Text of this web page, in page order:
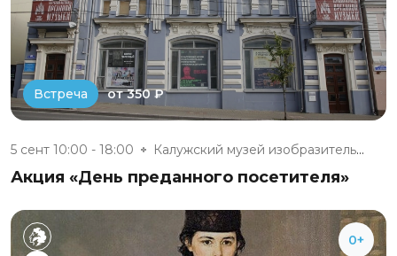
Встреча от 350 ₽
5 сент 10:00 - 18:00 Калужский музей изобразительны...
Акция «День преданного посетителя»
0+